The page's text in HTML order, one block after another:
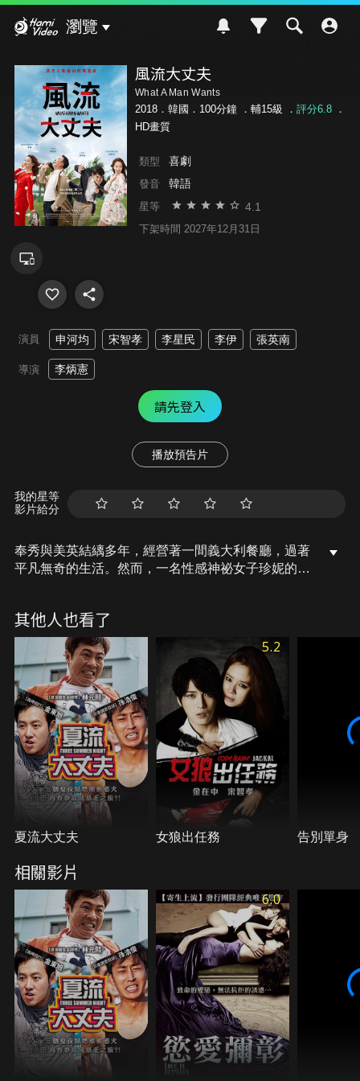
瀏覽
風流大丈夫
What A Man Wants
2018．韓國．100分鐘 ． 輔15級 ． 評分6.8．
HD畫質
類型 喜劇
發音 韓語
星等 4.1
下架時間 2027年12月31日
演員 申河均 宋智孝 李星民 李伊 張英南
導演 李炳憲
請先登入
播放預告片
我的星等
影片給分
奉秀與美英結縭多年，經營著一間義大利餐廳，過著
平凡無奇的生活。然而，一名性感神祕女子珍妮的出
其他人也看了
夏流大丈夫
5.2
女狼出任務 告別單身
相關影片
6.0